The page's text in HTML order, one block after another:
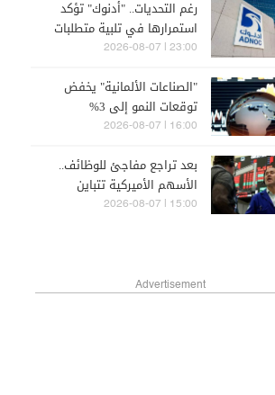
رغم التحديات.. "أدنوك" تؤكد
استمرارها في تلبية متطلبات
عملائها
23:00 | 2026-08-07
"الصناعات الألمانية" يخفض
توقعات النمو إلى 3%
16:00 | 2026-08-07
بعد تراجع مفاجئ للوظائف..
الأسهم الأميركية تتباين
15:00 | 2026-08-07
Advertisement